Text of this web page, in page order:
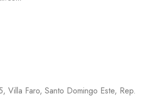
Villa Faro, Santo Domingo Este, Rep.